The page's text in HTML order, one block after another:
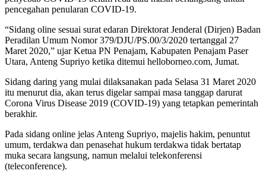
pencegahan penularan COVID-19.
“Sidang oline sesuai surat edaran Direktorat Jenderal (Dirjen) Badan
Peradilan Umum Nomor 379/DJU/PS.00/3/2020 tertanggal 27
Maret 2020,” ujar Ketua PN Penajam, Kabupaten Penajam Paser
Utara, Anteng Supriyo ketika ditemui helloborneo.com, Jumat.
Sidang daring yang mulai dilaksanakan pada Selasa 31 Maret 2020
itu menurut dia, akan terus digelar sampai masa tanggap darurat
Corona Virus Disease 2019 (COVID-19) yang tetapkan pemerintah
berakhir.
Pada sidang online jelas Anteng Supriyo, majelis hakim, penuntut
umum, terdakwa dan penasehat hukum terdakwa tidak bertatap
muka secara langsung, namun melalui telekonferensi
(teleconference).